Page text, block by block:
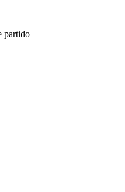
partido